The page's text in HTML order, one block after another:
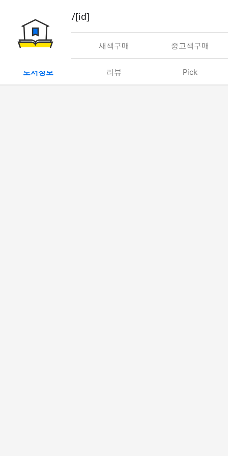
book/rent/[id]
대여 새책구매 중고책구매
도서정보 리뷰 Pick